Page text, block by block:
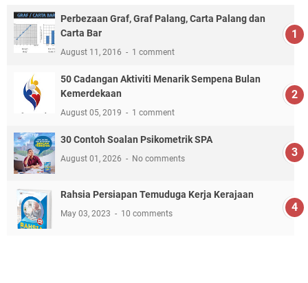
Perbezaan Graf, Graf Palang, Carta Palang dan
Carta Bar
August 11, 2016 1 comment
50 Cadangan Aktiviti Menarik Sempena Bulan
Kemerdekaan
August 05, 2019 1 comment
30 Contoh Soalan Psikometrik SPA
August 01, 2026 No comments
Rahsia Persiapan Temuduga Kerja Kerajaan
May 03, 2023 10 comments